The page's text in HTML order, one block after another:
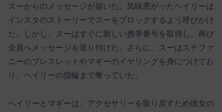
スーからのメッセージが届いた。気味悪がったヘイリーは
インスタのストーリーでスーをブロックするよう呼びかけ
た。しかし、スーはすぐに新しい携帯番号を取得し、再び
全員へメッセージを送り付けた。さらに、スーはステファ
ニーのブレスレットやマギーのイヤリングを身につけてお
り、ヘイリーの指輪まで奪っていた。
ヘイリーとマギーは、アクセサリーを取り戻すため彼女の